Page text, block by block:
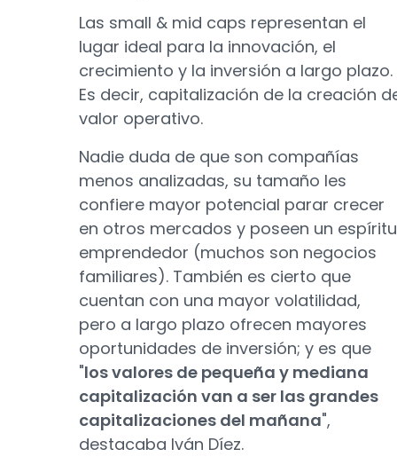
Las small & mid caps representan el
lugar ideal para la innovación, el
crecimiento y la inversión a largo plazo.
Es decir, capitalización de la creación
valor operativo.
Nadie duda de que son compañías
menos analizadas, su tamaño les
confiere mayor potencial parar crecer
en otros mercados y poseen un espíritu
emprendedor (muchos son negocios
familiares). También es cierto que
cuentan con una mayor volatilidad,
pero a largo plazo ofrecen mayores
oportunidades de inversión; y es que
"los valores de pequeña y mediana
capitalización van a ser las grandes
capitalizaciones del mañana",
destacaba Iván Díez.